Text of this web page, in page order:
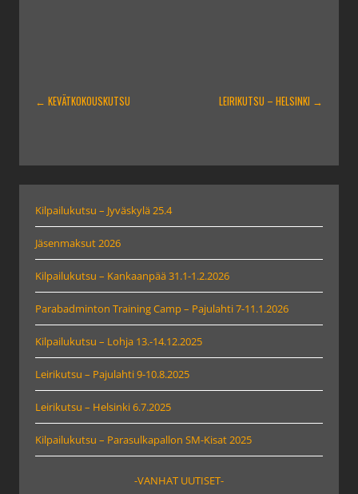
ARTIKKELIEN
← KEVÄTKOKOUSKUTSU LEIRIKUTSU – HELSINKI →
Kilpailukutsu – Jyväskylä 25.4
Jäsenmaksut 2026
Kilpailukutsu – Kankaanpää 31.1-1.2.2026
Parabadminton Training Camp – Pajulahti 7-11.1.2026
Kilpailukutsu – Lohja 13.-14.12.2025
Leirikutsu – Pajulahti 9-10.8.2025
Leirikutsu – Helsinki 6.7.2025
Kilpailukutsu – Parasulkapallon SM-Kisat 2025
-VANHAT UUTISET-